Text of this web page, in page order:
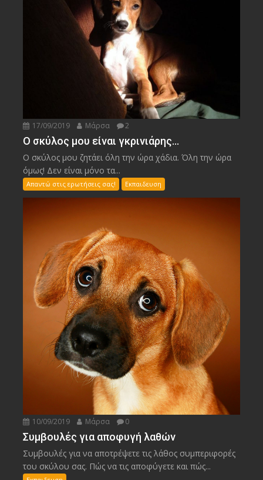
17/09/2019 Μάρσα 2
Ο σκύλος μου είναι γκρινιάρης…
Ο σκύλος μου ζητάει όλη την ώρα χάδια. Όλη την ώρα
όμως! Δεν είναι μόνο τα...
Απαντώ στις ερωτήσεις σας! Εκπαιδευση
10/09/2019 Μάρσα 0
Συμβουλές για αποφυγή λαθών
Συμβουλές για να αποτρέψετε τις λάθος συμπεριφορές
του σκύλου σας. Πώς να τις αποφύγετε και πώς...